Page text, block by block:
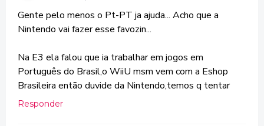
Gente pelo menos o Pt-PT ja ajuda... Acho que a
Nintendo vai fazer esse favozin...
Na E3 ela falou que ia trabalhar em jogos em
Português do Brasil,o WiiU msm vem com a Eshop
Brasileira então duvide da Nintendo,temos q tentar
Responder